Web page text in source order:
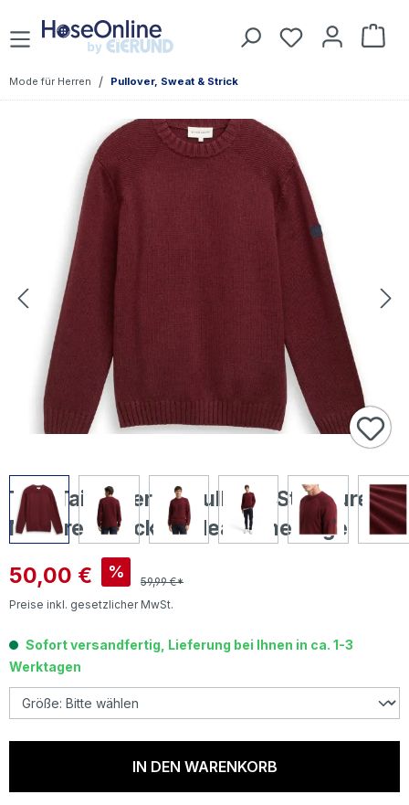
Zum Hauptinhalt springen Du hast 0
Mode für Herren / Pullover, Sweat & Strick
Bildergalerie überspringen
Tom Tailor Herren Pullover Structure
Mix Crew Neck bordeaux melange
Verkaufspreis:
50,00 € %
59,99 €*
Preise inkl. gesetzlicher MwSt.
Sofort versandfertig, Lieferung bei Ihnen in ca. 1-3
Werktagen
IN DEN WARENKORB